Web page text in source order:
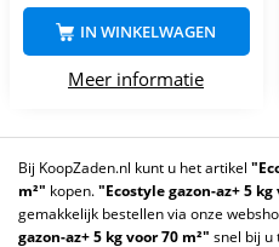
Meer informatie
IN WINKELWAGEN
Bij KoopZaden.nl kunt u het artikel
m²" kopen."Ecostyle gazon-az+ 5 kg
gemakkelijk bestellen via onze
gazon-az+ 5 kg voor 70 m²" snel bij u